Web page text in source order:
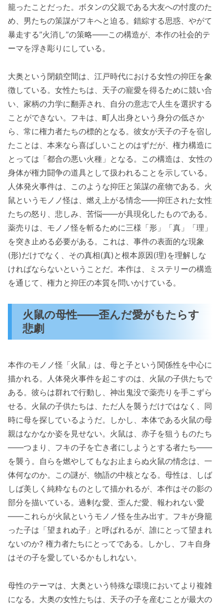
籠ったことだった。ボタンの父親である大友への忖度のた
め、男たちの策謀がフキへと迫る。錯綜する思惑、やがて
暴走する”火消し”の策略——この構造が、本作の社会的テ
ーマを浮き彫りにしている。
大奥という閉鎖空間は、江戸時代における女性の抑圧を象
徴している。女性たちは、天子の寵愛を得るために競い合
い、家柄の力学に翻弄され、自分の意志で人生を選択する
ことができない。フキは、町人出身という身分の低さか
ら、常に権力者たちの標的となる。彼女が天子の子を宿し
たことは、本来なら喜ばしいことのはずだが、権力構造に
とっては「都合の悪い火種」となる。この構造は、女性の
身体が権力闘争の道具として扱われることを示している。
人体発火事件は、このような抑圧と策謀の産物である。火
鼠というモノノ怪は、燃え上がる情念——抑圧された女性
たちの怒り、悲しみ、苦悩——が具現化したものである。
薬売りは、モノノ怪を斬るために三様「形」「真」「理」
を突き止める必要がある。これは、事件の表面的な現象
(形)だけでなく、その真相(真)と根本原因(理)を理解しな
ければならないということだ。本作は、ミステリーの構造
を通じて、権力と抑圧の本質を問いかけている。
火鼠の母性——歪んだ愛がもたらす
悲劇
本作のモノノ怪「火鼠」は、母と子という関係性を中心に
描かれる。人体発火事件を起こすのは、火鼠の子供たちで
ある。彼らは群れで行動し、神出鬼没で薬売りを手こずら
せる。火鼠の子供たちは、ただ人を襲うだけではなく、同
時に母を探しているようだ。しかし、本体である火鼠の母
親はなかなか姿を見せない。火鼠は、赤子を狙うものたち
——つまり、フキの子を亡き者にしようとする者たち——
を襲う。自らを燃やしてもなお止まらぬ火鼠の情念は、一
体何なのか。この謎が、物語の中核となる。母性は、しば
しば美しく純粋なものとして描かれるが、本作はその影の
部分を描いている。過剰な愛、歪んだ愛、報われない愛
——これらが火鼠というモノノ怪を生み出す。フキが身籠
った子は「望まれぬ子」と呼ばれるが、誰にとって望まれ
ないのか? 権力者たちにとってである。しかし、フキ自身
はその子を愛しているかもしれない。
母性のテーマは、大奥という特殊な環境においてより複雑
になる。大奥の女性たちは、天子の子を産むことが最大の